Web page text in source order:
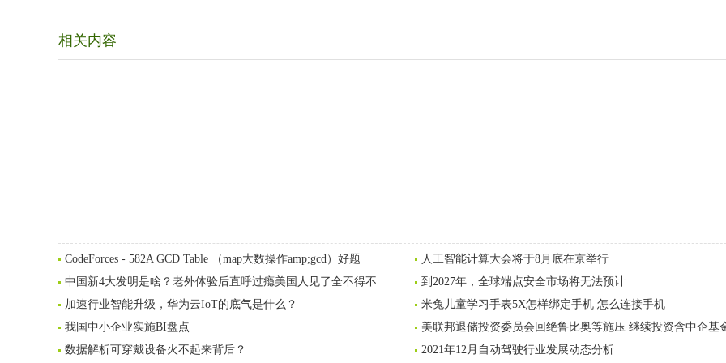
相关内容
CodeForces - 582A GCD Table （map大数操作amp;gcd）好题
人工智能计算大会将于8月底在京举行
中国新4大发明是啥？老外体验后直呼过瘾美国人见了全不得不
到2027年，全球端点安全市场将无法预计
加速行业智能升级，华为云IoT的底气是什么？
米兔儿童学习手表5X怎样绑定手机 怎么连接手机
我国中小企业实施BI盘点
美联邦退储投资委员会回绝鲁比奥等施压 继续投资含中企基
数据解析可穿戴设备火不起来背后？
2021年12月自动驾驶行业发展动态分析